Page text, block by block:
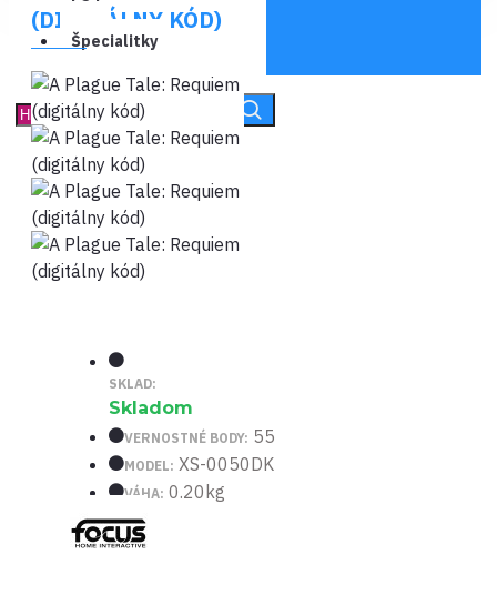
Špecialitky
(DIGITÁLNY KÓD)
SKLAD:
Skladom
VERNOSTNÉ BODY: 55
MODEL: XS-0050DK
VÁHA: 0.20kg